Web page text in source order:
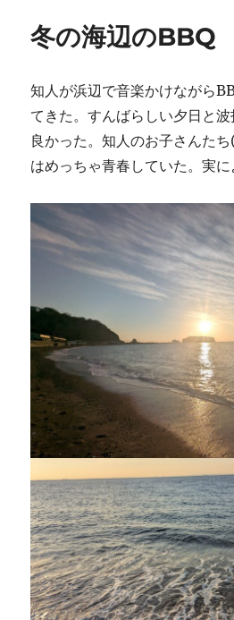
ー
冬の海辺のBBQ
知人が浜辺で音楽かけながら
てきた。すんばらしい夕日と
良かった。知人のお子さんた
はめっちゃ青春していた。実に